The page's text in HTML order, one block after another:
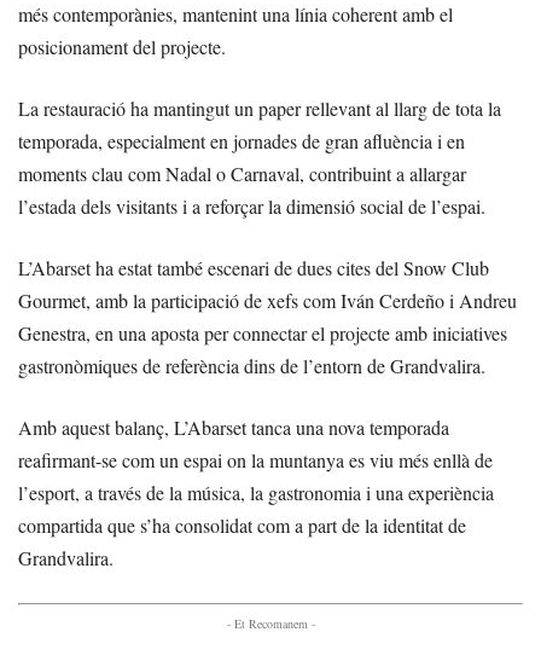
més contemporànies, mantenint una línia coherent amb el
posicionament del projecte.
La restauració ha mantingut un paper rellevant al llarg de tota la
temporada, especialment en jornades de gran afluència i en
moments clau com Nadal o Carnaval, contribuint a allargar
l’estada dels visitants i a reforçar la dimensió social de l’espai.
L’Abarset ha estat també escenari de dues cites del Snow Club
Gourmet, amb la participació de xefs com Iván Cerdeño i Andreu
Genestra, en una aposta per connectar el projecte amb iniciatives
gastronòmiques de referència dins de l’entorn de Grandvalira.
Amb aquest balanç, L’Abarset tanca una nova temporada
reafirmant-se com un espai on la muntanya es viu més enllà de
l’esport, a través de la música, la gastronomia i una experiència
compartida que s’ha consolidat com a part de la identitat de
Grandvalira.
- Et Recomanem -